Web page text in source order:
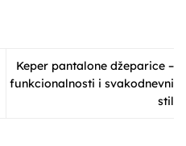
Keper pantalone džeparice –
funkcionalnosti i svakodnevni
stil